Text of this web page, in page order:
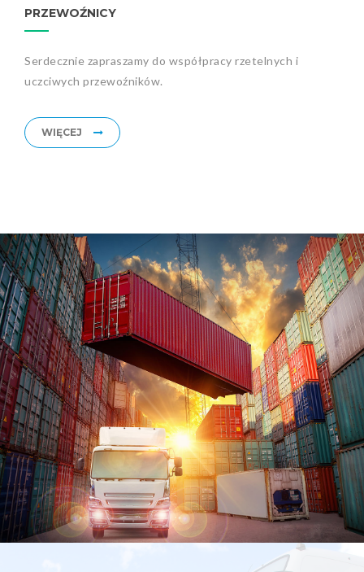
PRZEWOŹNICY
Serdecznie zapraszamy do współpracy rzetelnych i
uczciwych przewoźników.
WIĘCEJ